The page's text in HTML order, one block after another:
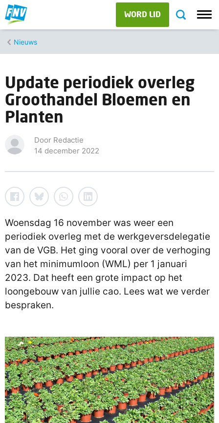
WORD LID
Nieuws
Update periodiek overleg
Groothandel Bloemen en
Planten
Door Redactie
14 december 2022
Woensdag 16 november was weer een
periodiek overleg met de werkgeversdelegatie
van de VGB. Het ging vooral over de verhoging
van het minimumloon (WML) per 1 januari
2023. Dat heeft een grote impact op het
loongebouw van jullie cao. Lees wat we verder
bespraken.